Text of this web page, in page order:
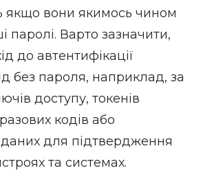
якщо вони якимось чином
паролі. Варто зазначити,
до автентифікації
без пароля, наприклад, за
доступу, токенів
кодів або
для підтвердження
та системах.